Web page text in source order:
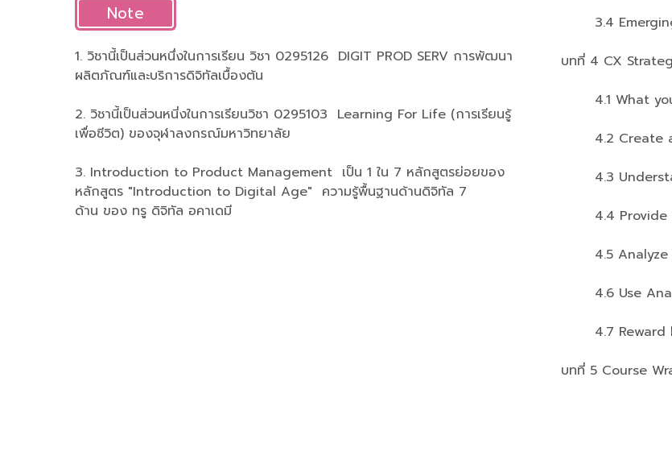
Note
1. วิชานี้เป็นส่วนหนึ่งในการเรียน วิชา 0295126 DIGIT PROD SERV การพัฒนา
ผลิตภัณฑ์และบริการดิจิทัลเบื้องต้น
2. วิชานี้เป็นส่วนหนี่งในการเรียนวิชา 0295103 Learning For Life (การเรียนรู้
เพื่อชีวิต) ของจุฬาลงกรณ์มหาวิทยาลัย
3. Introduction to Product Management เป็น 1 ใน 7 หลักสูตรย่อยของ
หลักสูตร "Introduction to Digital Age" ความรู้พื้นฐานด้านดิจิทัล 7
ด้าน ของ ทรู ดิจิทัล อคาเดมี
3.4 Emerging
บทที่ 4 CX
4.1 What you
4.2 Create a
4.3
4.4 Provide a
4.5 Analyze
4.6 Use
4.7 Reward
บทที่ 5 Course